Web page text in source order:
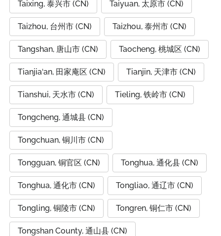
Taixing, 泰兴市 (CN) Taiyuan, 太原市 (CN)
Taizhou, 台州市 (CN) Taizhou, 泰州市 (CN)
Tangshan, 唐山市 (CN) Taocheng, 桃城区 (CN)
Tianjia‘an, 田家庵区 (CN) Tianjin, 天津市 (CN)
Tianshui, 天水市 (CN) Tieling, 铁岭市 (CN)
Tongcheng, 通城县 (CN)
Tongchuan, 铜川市 (CN)
Tongguan, 铜官区 (CN) Tonghua, 通化县 (CN)
Tonghua, 通化市 (CN) Tongliao, 通辽市 (CN)
Tongling, 铜陵市 (CN) Tongren, 铜仁市 (CN)
Tongshan County, 通山县 (CN)